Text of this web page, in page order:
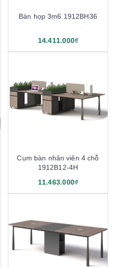
Bàn họp 3m6 1912BH36
14.411.000₫
Cụm bàn nhân viên 4 chỗ
1912B12-4H
11.463.000₫